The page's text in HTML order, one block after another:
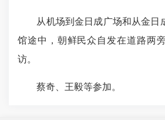
从机场到金日成广场和从金日
馆途中，朝鲜民众自发在道路两
访。
蔡奇、王毅等参加。